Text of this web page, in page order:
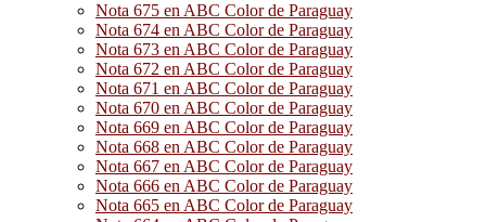
Nota 675 en ABC Color de Paraguay
Nota 674 en ABC Color de Paraguay
Nota 673 en ABC Color de Paraguay
Nota 672 en ABC Color de Paraguay
Nota 671 en ABC Color de Paraguay
Nota 670 en ABC Color de Paraguay
Nota 669 en ABC Color de Paraguay
Nota 668 en ABC Color de Paraguay
Nota 667 en ABC Color de Paraguay
Nota 666 en ABC Color de Paraguay
Nota 665 en ABC Color de Paraguay